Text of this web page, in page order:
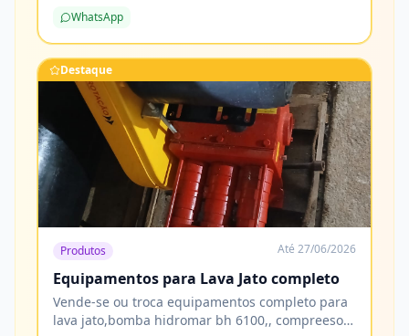
WhatsApp
Destaque
Produtos Até 27/06/2026
Equipamentos para Lava Jato completo
Vende-se ou troca equipamentos completo para
lava jato,bomba hidromar bh 6100,, compreesor